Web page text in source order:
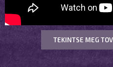
TEKINTSE MEG